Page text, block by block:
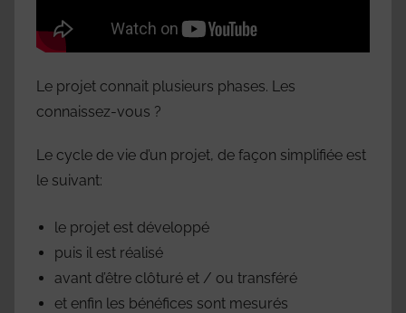
Le projet connait plusieurs phases. Les
connaissez-vous ?
Le cycle de vie d’un projet, de façon simplifiée est
le suivant:
le projet est développé
puis il est réalisé
avant d’être clôturé et / ou transféré
et enfin les bénéfices sont mesurés